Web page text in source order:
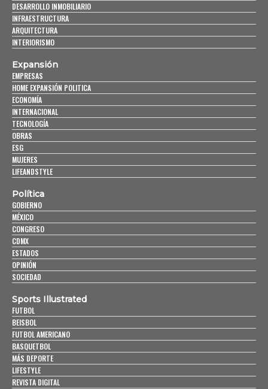
DESARROLLO INMOBILIARIO
INFRAESTRUCTURA
ARQUITECTURA
INTERIORISMO
Expansión
EMPRESAS
HOME EXPANSIÓN POLITICA
ECONOMÍA
INTERNACIONAL
TECNOLOGÍA
OBRAS
ESG
MUJERES
LIFEANDSTYLE
Política
GOBIERNO
MÉXICO
CONGRESO
CDMX
ESTADOS
OPINIÓN
SOCIEDAD
Sports Illustrated
FUTBOL
BEISBOL
FUTBOL AMERICANO
BASQUETBOL
MÁS DEPORTE
LIFESTYLE
REVISTA DIGITAL